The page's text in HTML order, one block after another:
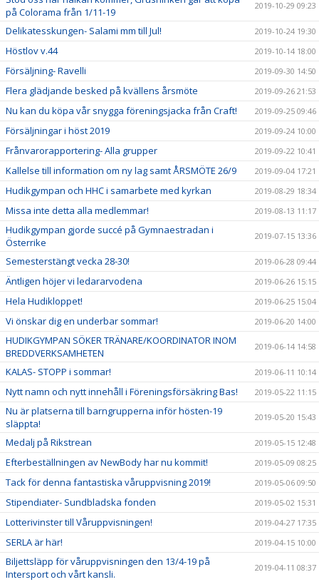
på Colorama från 1/11-19
2019-10-29 09:23
Delikatesskungen- Salami mm till Jul! 2019-10-24 19:30
Höstlov v.44 2019-10-14 18:00
Försäljning- Ravelli 2019-09-30 14:50
Flera glädjande besked på kvällens årsmöte 2019-09-26 21:53
Nu kan du köpa vår snygga föreningsjacka från Craft! 2019-09-25 09:46
Försäljningar i höst 2019 2019-09-24 10:00
Frånvarorapportering- Alla grupper 2019-09-22 10:41
Kallelse till information om ny lag samt ÅRSMÖTE 26/9 2019-09-04 17:21
Hudikgympan och HHC i samarbete med kyrkan 2019-08-29 18:34
Missa inte detta alla medlemmar! 2019-08-13 11:17
Hudikgympan gjorde succé på Gymnaestradan i
Österrike
2019-07-15 13:36
Semesterstängt vecka 28-30! 2019-06-28 09:44
Äntligen höjer vi ledararvodena 2019-06-26 15:15
Hela Hudikloppet! 2019-06-25 15:04
Vi önskar dig en underbar sommar! 2019-06-20 14:00
HUDIKGYMPAN SÖKER TRÄNARE/KOORDINATOR INOM
BREDDVERKSAMHETEN
2019-06-14 14:58
KALAS- STOPP i sommar! 2019-06-11 10:14
Nytt namn och nytt innehåll i Föreningsförsäkring Bas! 2019-05-22 11:15
Nu är platserna till barngrupperna inför hösten-19
släppta!
2019-05-20 15:43
Medalj på Rikstrean 2019-05-15 12:48
Efterbeställningen av NewBody har nu kommit! 2019-05-09 08:25
Tack för denna fantastiska våruppvisning 2019! 2019-05-06 09:50
Stipendiater- Sundbladska fonden 2019-05-02 15:31
Lotterivinster till Våruppvisningen! 2019-04-27 17:35
SERLA är här! 2019-04-15 10:00
Biljettsläpp för våruppvisningen den 13/4-19 på
Intersport och vårt kansli.
2019-04-11 08:37